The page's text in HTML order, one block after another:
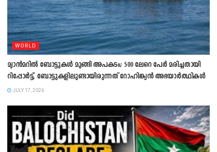
WORLD
മ്യാൻമറിൽ ബോട്ടുകള്‍ മുങ്ങി അപകടം; 500 ലേറെ പേര്‍ മരിച്ചതായി
റിപ്പോര്‍ട്ട്, ബോട്ടുകളിലുണ്ടായിരുന്നത് റോഹിങ്ക്യൻ അഭയാര്‍ത്ഥികള്‍
JULY 17, 2026